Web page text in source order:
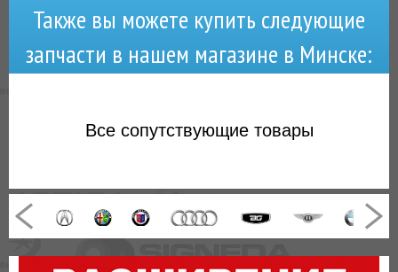
Также вы можете купить следующие
запчасти в нашем магазине в Минске:
Все сопутствующие товары